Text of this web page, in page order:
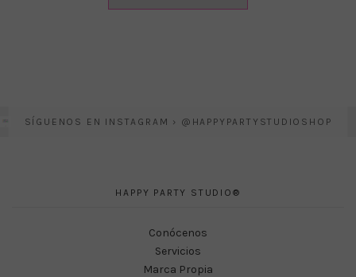
SÍGUENOS EN INSTAGRAM › @HAPPYPARTYSTUDIOSHOP
HAPPY PARTY STUDIO®
Conócenos
Servicios
Marca Propia